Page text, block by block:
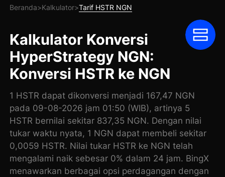
Beranda>Kalkulator>Tarif HSTR NGN
Kalkulator Konversi
HyperStrategy NGN:
Konversi HSTR ke NGN
1 HSTR dapat dikonversi menjadi 167,47 NGN
pada 09-08-2026 jam 01:50 (WIB), artinya 5
HSTR bernilai sekitar 837,35 NGN. Dengan nilai
tukar waktu nyata, 1 NGN dapat membeli sekitar
0,0059 HSTR. Nilai tukar HSTR ke NGN telah
mengalami naik sebesar 0% dalam 24 jam. BingX
menawarkan berbagai opsi perdagangan dengan